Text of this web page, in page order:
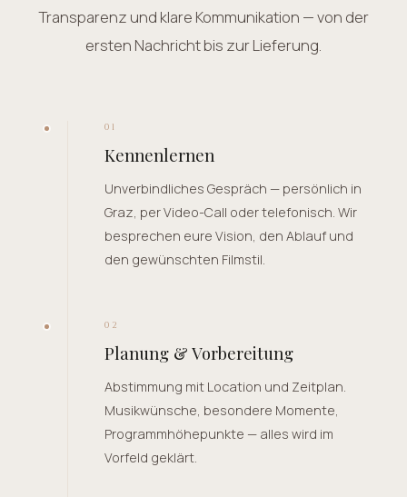
Transparenz und klare Kommunikation — von der
ersten Nachricht bis zur Lieferung.
01
Kennenlernen
Unverbindliches Gespräch — persönlich in
Graz, per Video-Call oder telefonisch. Wir
besprechen eure Vision, den Ablauf und
den gewünschten Filmstil.
02
Planung & Vorbereitung
Abstimmung mit Location und Zeitplan.
Musikwünsche, besondere Momente,
Programmhöhepunkte — alles wird im
Vorfeld geklärt.